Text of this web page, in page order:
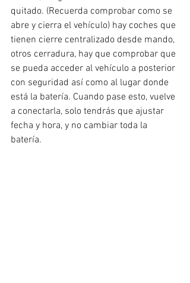
quitado. (Recuerda comprobar como se
abre y cierra el vehículo) hay coches que
tienen cierre centralizado desde mando,
otros cerradura, hay que comprobar que
se pueda acceder al vehículo a posterior
con seguridad así como al lugar donde
está la batería. Cuando pase esto, vuelve
a conectarla, solo tendrás que ajustar
fecha y hora, y no cambiar toda la
batería.